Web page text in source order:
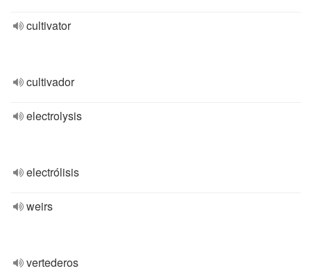
cultivator
cultivador
electrolysis
electrólisis
weirs
vertederos